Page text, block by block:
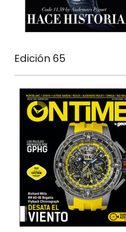
Edición 65